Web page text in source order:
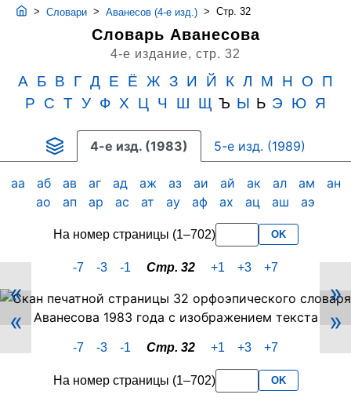
> Словари > Аванесов (4-е изд.) > Стр. 32
Словарь Аванесова
4-е издание, стр. 32
А Б В Г Д Е Ё Ж З И Й К Л М Н О
П
Р
С Т У Ф Х Ц Ч Ш Щ Ъ Ы Ь Э Ю Я
4-е изд. (1983) 5-е изд. (1989)
аа аб ав аг ад аж аз аи ай ак ал ам
ан
ао
ап ар ас ат ау аф ах ац аш аэ
На номер страницы (1–702) OK
-7 -3 -1 Стр. 32 +1 +3 +7
Скан
PDF-
страницы
32
Аванесова
«
»
«
»
-7 -3 -1 Стр. 32 +1 +3 +7
На номер страницы (1–702) OK